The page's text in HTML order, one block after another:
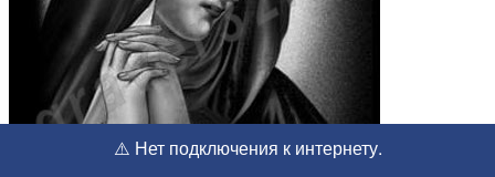
⚠️ Нет подключения к интернету.